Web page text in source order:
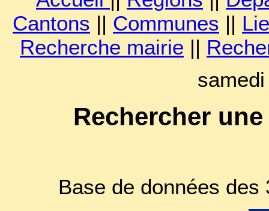
Cantons || Communes ||
Recherche mairie ||
Rechercher
Base de données